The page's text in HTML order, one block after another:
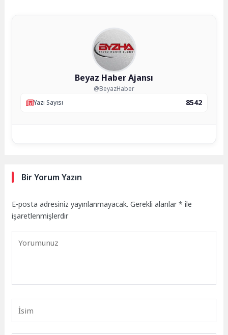
Beyaz Haber Ajansı
@BeyazHaber
Yazı Sayısı
8542
Bir Yorum Yazın
E-posta adresiniz yayınlanmayacak. Gerekli alanlar* ile
işaretlenmişlerdir